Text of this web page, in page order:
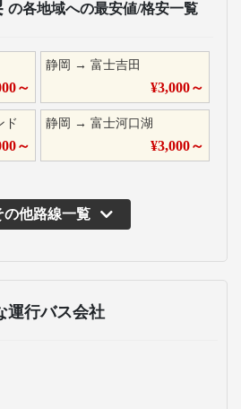
の各地域への最安値/格安一覧
～
静岡 →富士吉田
¥3,000～
ド
～
静岡 →富士河口湖
¥3,000～
の他路線一覧
運行バス会社